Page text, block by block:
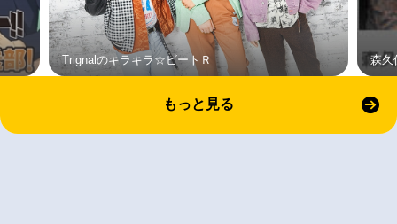
Trignalのキラキラ☆ビートＲ 森久
もっと見る